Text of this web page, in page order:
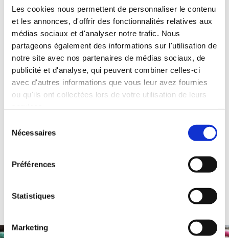
Les cookies nous permettent de personnaliser le contenu
et les annonces, d'offrir des fonctionnalités relatives aux
médias sociaux et d'analyser notre trafic. Nous
partageons également des informations sur l'utilisation de
notre site avec nos partenaires de médias sociaux, de
publicité et d'analyse, qui peuvent combiner celles-ci
avec d'autres informations que vous leur avez fournies
ou qu'ils ont collectées lors de votre utilisation de leurs
Nécessaires
Préférences
Statistiques
Marketing